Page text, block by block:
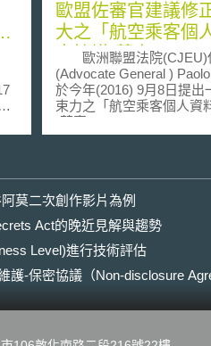
歐盟佐審官建議修
大之「航空乘客個
享協議(草案)」，以
權
歐洲聯盟法院(CJEU)
(Advocate General )
於今年(2016) 9月8日提出
束力之「航空乘客個人資
(草案)」( European Union
transfer and processing
此份法律意見為歐洲聯盟
國際協議草案，檢視與歐
規範之一致性。 [背景] PNR協議
草案於2010年5月開始協商
月25日簽署。主要以反恐
盟與加拿大交換航空乘客
票、聯繫資訊、旅行社等
莫二次創作影片為例
Act的晚近見解與趨勢
Level)進行技術評估
護-保密協議（Non-disclosure